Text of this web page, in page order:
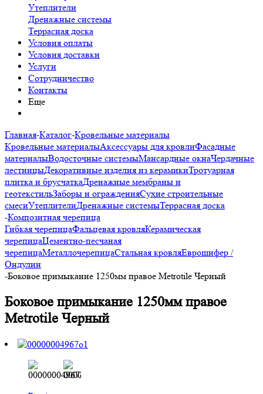
Утеплители
Дренажные системы
Террасная доска
Условия оплаты
Условия доставки
Услуги
Сотрудничество
Контакты
Еще
Главная-Каталог-Кровельные материалы
Кровельные материалыАксессуары для кровлиФасадные
материалыВодосточные системыМансардные окнаЧердачные
лестницыДекоративные изделия из керамикиТротуарная
плитка и брусчаткаДренажные мембраны и
геотекстильЗаборы и огражденияСухие строительные
смесиУтеплителиДренажные системыТеррасная доска
-Композитная черепица
Гибкая черепицаФальцевая кровляКерамическая
черепицаЦементно-песчаная
черепицаМеталлочерепицаСтальная кровляЕврошифер /
Ондулин
-Боковое примыкание 1250мм правое Metrotile Черный
Боковое примыкание 1250мм правое
Metrotile Черный